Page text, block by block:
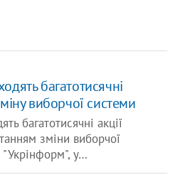
багатотисячні
виборчої системи
багатотисячні акції
зміни виборчої
у…